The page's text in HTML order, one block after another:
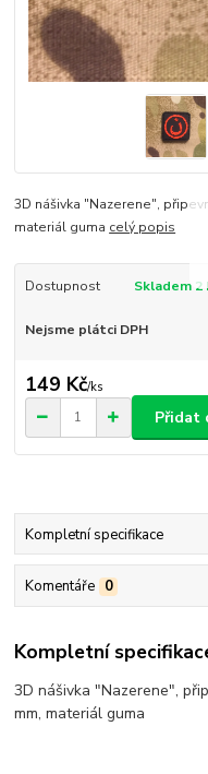
3D nášivka "Nazerene",
materiál guma celý popis
Dostupnost Skladem 2
Nejsme plátci DPH
149 Kč/ks
Přidat
Kompletní specifikace
Komentáře 0
Kompletní
3D nášivka "Nazerene",
mm, materiál guma